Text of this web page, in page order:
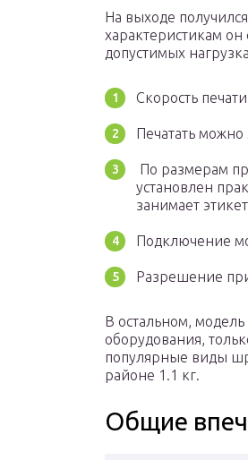
На выходе
характеристикам
допустимых
Скорость
Печатать
По размерам
установлен
занимает
Подключение
Разрешение
В остальном,
оборудования,
популярные виды
районе 1.1 кг.
Общие